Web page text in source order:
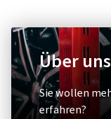
Über uns
Sie wollen
erfahren?